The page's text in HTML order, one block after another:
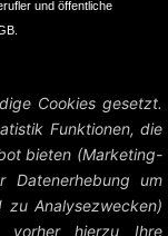
und öffentliche
Cookies gesetzt.
Funktionen, die
bieten (Marketing-
Datenerhebung um
zu Analysezwecken)
vorher hierzu Ihre